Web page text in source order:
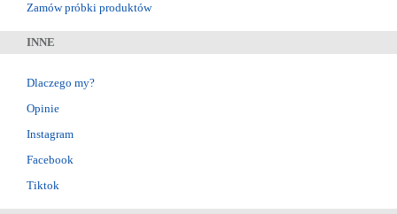
Zamów próbki produktów
INNE
Dlaczego my?
Opinie
Instagram
Facebook
Tiktok